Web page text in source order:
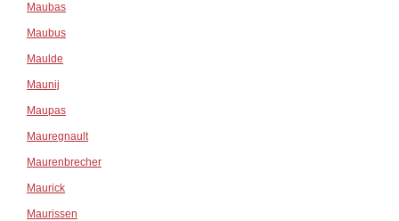
Maubas
Maubus
Maulde
Maunij
Maupas
Mauregnault
Maurenbrecher
Maurick
Maurissen